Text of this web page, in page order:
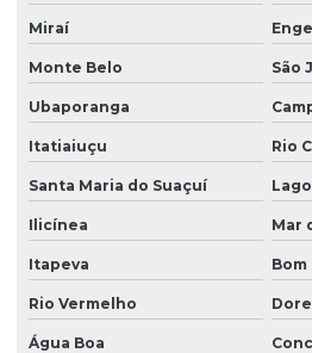
Plantio de grama em são paulo
Plantio de grama por semeadura
Plantio de grama em talude
Plantio de grama em tapete
Plantio de gramados
Produtor de árvores nativas
Produtor de grama
Miraí
Monte Belo São
Ubaporanga
Itatiaiuçu Rio
Santa Maria do Suaçuí
Ilicínea Mar
Itapeva Bom
Rio Vermelho
Água Boa